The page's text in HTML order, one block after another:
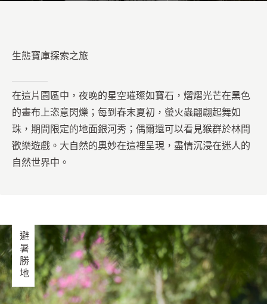
生態寶庫探索之旅
在這片園區中，夜晚的星空璀璨如寶石，熠熠光芒在黑色
的畫布上恣意閃爍；每到春末夏初，螢火蟲翩翩起舞如
珠，期間限定的地面銀河秀；偶爾還可以看見猴群於林間
歡樂遊戲。大自然的奧妙在這裡呈現，盡情沉浸在迷人的
自然世界中。
避暑勝地